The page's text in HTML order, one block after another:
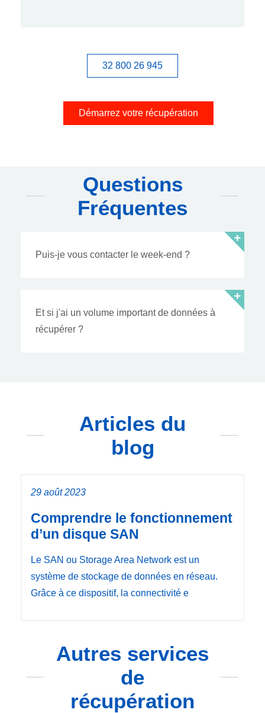
32 800 26 945
Démarrez votre récupération
Questions
Fréquentes
Puis-je vous contacter le week-end ?
Et si j'ai un volume important de données à
récupérer ?
Articles du
blog
29 août 2023
Comprendre le fonctionnement
d’un disque SAN
Le SAN ou Storage Area Network est un
système de stockage de données en réseau.
Grâce à ce dispositif, la connectivité e
Autres services
de
récupération